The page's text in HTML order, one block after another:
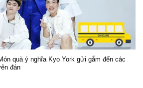
quà ý nghĩa Kyo York gửi gắm đến các
đán